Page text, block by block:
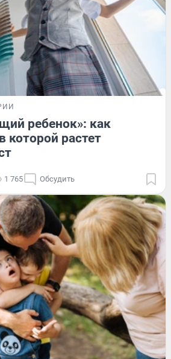
ребенок»: как
которой растет
1 765 Обсудить